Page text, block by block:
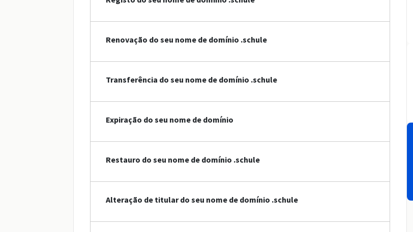
Renovação do seu nome de domínio .schule
Transferência do seu nome de domínio .schule
Expiração do seu nome de domínio
Restauro do seu nome de domínio .schule
Alteração de titular do seu nome de domínio .schule